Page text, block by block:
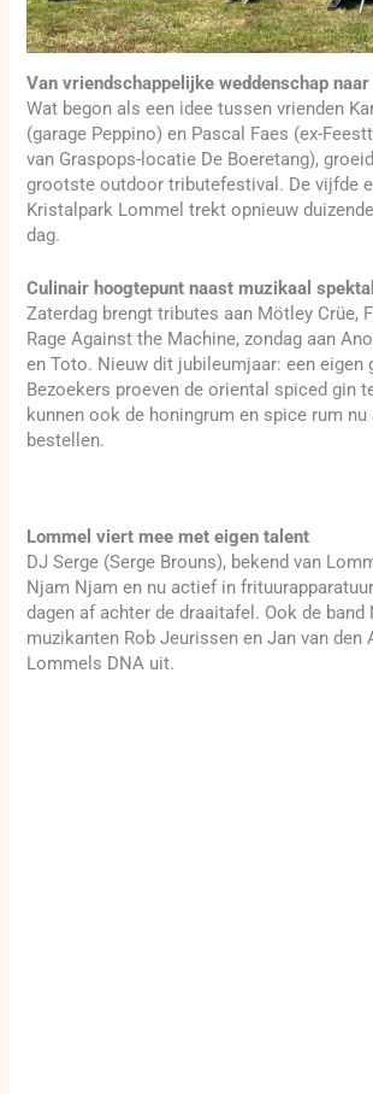
Van vriendschappelijke weddenschap
Wat begon als een idee tussen vrienden
(garage Peppino) en Pascal Faes (ex-
van Graspops-locatie De Boeretang),
grootste outdoor tributefestival. De vijfde
Kristalpark Lommel trekt opnieuw
dag.
Culinair hoogtepunt naast muzikaal
Zaterdag brengt tributes aan Mötley Crüe,
Rage Against the Machine, zondag aan
en Toto. Nieuw dit jubileumjaar: een eigen
Bezoekers proeven de oriental spiced gin
kunnen ook de honingrum en spice rum
bestellen.
Lommel viert mee met eigen talent
DJ Serge (Serge Brouns), bekend van
Njam Njam en nu actief in
dagen af achter de draaitafel. Ook de
muzikanten Rob Jeurissen en Jan van den
Lommels DNA uit.